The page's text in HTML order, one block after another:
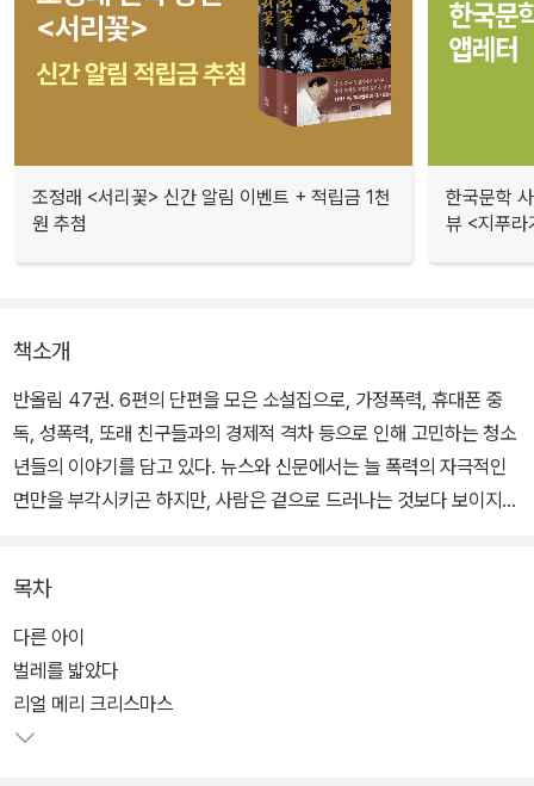
조정래 <서리꽃> 신간 알림 이벤트 + 적립금 1천
원 추첨
한국문학
뷰 <지푸라
책소개
반올림 47권. 6편의 단편을 모은 소설집으로, 가정폭력, 휴대폰 중
독, 성폭력, 또래 친구들과의 경제적 격차 등으로 인해 고민하는 청소
년들의 이야기를 담고 있다. 뉴스와 신문에서는 늘 폭력의 자극적인
면만을 부각시키곤 하지만, 사람은 겉으로 드러나는 것보다 보이지
어른들보다 제약이 많은 청소년들에게 있어 이러한 폭력은 때때로 삶
을 뒤흔드는 깊은 상처를 남긴다. 자신의 존재를 계속해서 부정당할
때, 우리는 어떻게 스스로를 지키는 사람으로 성장할 수 있을까? <벌
레를 밟았다>는 청소년들의 위태로운 일상에 따뜻한 응원을 보내고
자 하는 마음을 담았다.
목차
다른 아이
벌레를 밟았다
리얼 메리 크리스마스